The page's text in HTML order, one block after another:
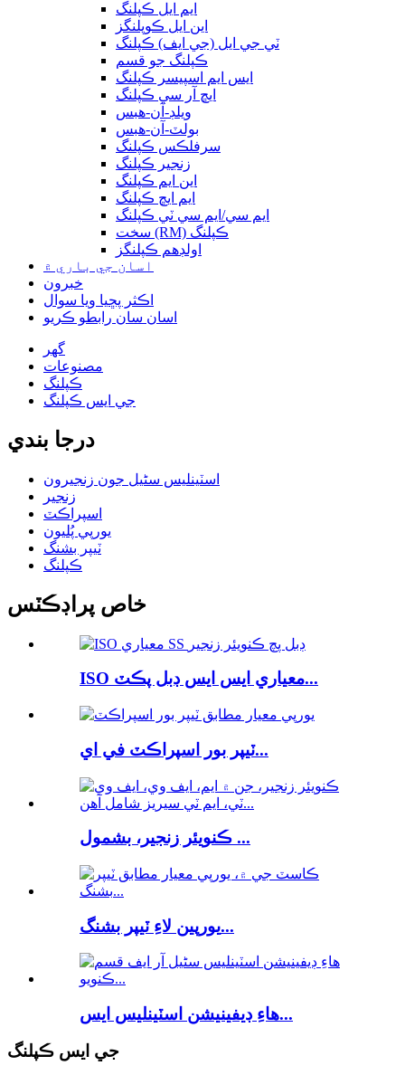
ايم ايل ڪپلنگ
اين ايل ڪوپلنگز
ٽي جي ايل (جي ايف) ڪپلنگ
ڪپلنگ جو قسم
ايس ايم اسپيسر ڪپلنگ
ايڇ آر سي ڪپلنگ
ويلڊ-آن-هبس
بولٽ-آن-هبس
سرفلڪس ڪپلنگ
زنجير ڪپلنگ
اين ايم ڪپلنگ
ايم ايڇ ڪپلنگ
ايم سي/ايم سي ٽي ڪپلنگ
سخت (RM) ڪپلنگ
اولڊهم ڪپلنگز
اسان جي باري ۾
خبرون
اڪثر پڇيا ويا سوال
اسان سان رابطو ڪريو
گھر
مصنوعات
ڪپلنگ
جي ايس ڪپلنگ
درجا بندي
اسٽينلیس سٹیل جون زنجيرون
زنجير
اسپراڪٽ
يورپي پُليون
ٽيپر بشنگ
ڪپلنگ
خاص پراڊڪٽس
ISO معياري ايس ايس ڊبل پڪٽ...
ٽيپر بور اسپراڪٽ في اي...
ڪنويئر زنجير، بشمول ...
يورپين لاءِ ٽيپر بشنگ...
هاءِ ڊيفينيشن اسٽينلیس ايس...
جي ايس ڪپلنگ